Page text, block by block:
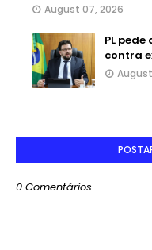
August 07, 2026
PL
contra
0 Comentários